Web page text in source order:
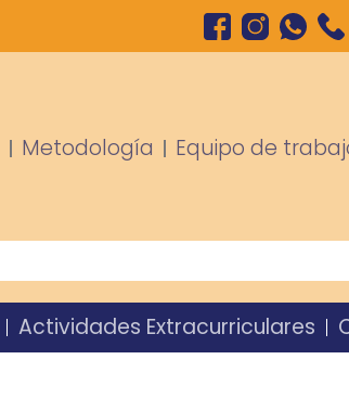
Metodología Equipo de
Actividades Extracurriculares